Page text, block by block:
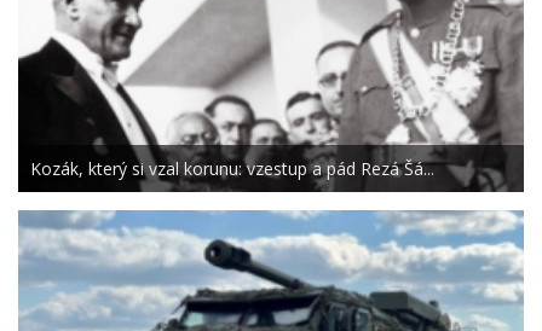
Kozák, který si vzal korunu: vzestup a pád Rezá Šá...